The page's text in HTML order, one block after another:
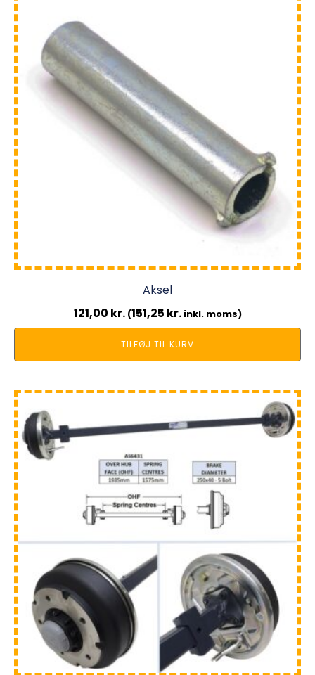
Aksel
121,00 kr. (151,25 kr.inkl. moms)
TILFØJ TIL KURV